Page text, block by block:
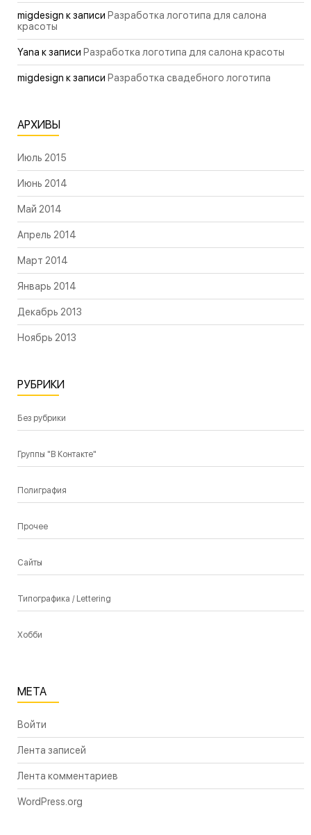
migdesign к записи Разработка логотипа для салона
красоты
Yana к записи Разработка логотипа для салона красоты
migdesign к записи Разработка свадебного логотипа
АРХИВЫ
Июль 2015
Июнь 2014
Май 2014
Апрель 2014
Март 2014
Январь 2014
Декабрь 2013
Ноябрь 2013
РУБРИКИ
Без рубрики
Группы "В Контакте"
Полиграфия
Прочее
Сайты
Типографика / Lettering
Хобби
МЕТА
Войти
Лента записей
Лента комментариев
WordPress.org